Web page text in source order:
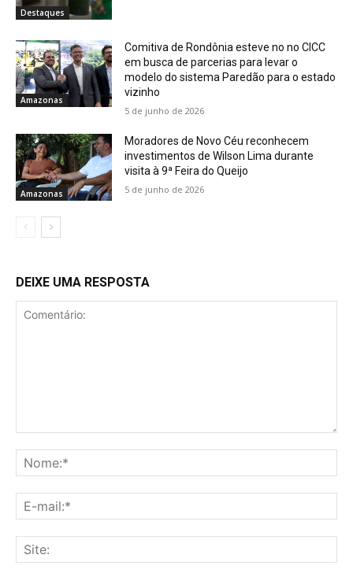
Destaques
Amazonas
Comitiva de Rondônia esteve no no CICC
em busca de parcerias para levar o
modelo do sistema Paredão para o estado
vizinho
5 de junho de 2026
Amazonas
Moradores de Novo Céu reconhecem
investimentos de Wilson Lima durante
visita à 9ª Feira do Queijo
5 de junho de 2026
DEIXE UMA RESPOSTA